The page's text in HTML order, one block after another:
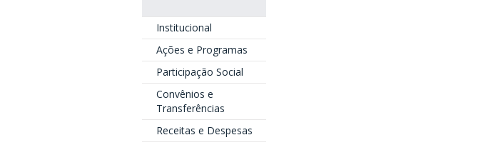
Institucional
Ações e Programas
Participação Social
Convênios e
Transferências
Receitas e Despesas